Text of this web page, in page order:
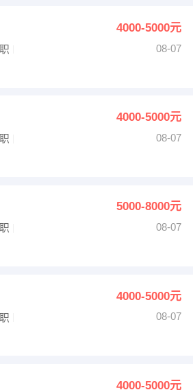
4000-5000元
08-07
4000-5000元
08-07
5000-8000元
08-07
4000-5000元
08-07
4000-5000元